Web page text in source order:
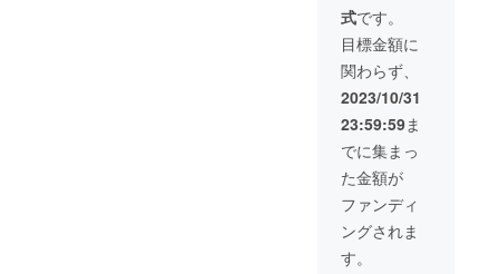
いま
す。 交
通費参
考価格
※起点は
岡山駅
※1km5
0円計算
になり
ます
例)15k
mの場
合は750
円、往
ををい
ただく
可能性
もござ
いま
す。 交
通費参
考価格
※起点は
岡山駅
※1km5
0円計算
になり
ます
室を避
ける
為、男
性への
訪問の
は、お
断りし
ており
ます。
別途交
通費や
宿泊費
公共の
場以外
や第三
者が不
在の面
会など
は、 対
応不可
能とさ
せてい
ただい
ており
ます。
て頂き
ます。
（希望
者の
み） ・
Live配
信での
CM風ス
ポン
サー企
業紹介
（Live
配信
してい
ま
す⸜(๑’ᵕ’
๑)⸝ （会
社でも
個人で
も大歓
迎で
す） ー
初期投
資特
典ー ・
各マル
式です。
目標金額に
関わらず、
2023/10/31
23:59:59ま
でに集まっ
た金額が
ファンディ
ングされま
す。